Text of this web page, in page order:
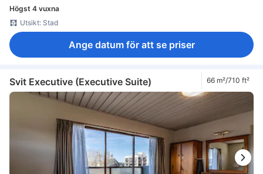
Högst 4 vuxna
Utsikt: Stad
Ange datum för att se priser
Svit Executive (Executive Suite) 66 m²/710 ft²